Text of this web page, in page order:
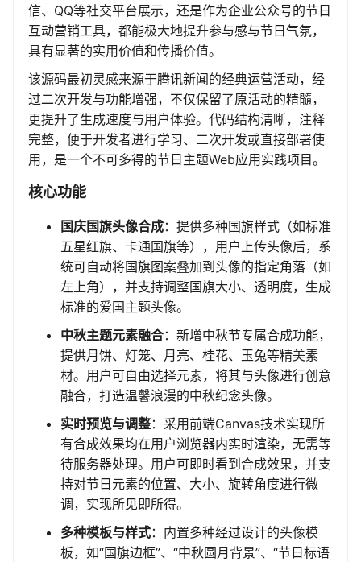
信、QQ等社交平台展示，还是作为企业公众号的节日
互动营销工具，都能极大地提升参与感与节日气氛，
具有显著的实用价值和传播价值。
该源码最初灵感来源于腾讯新闻的经典运营活动，经
过二次开发与功能增强，不仅保留了原活动的精髓，
更提升了生成速度与用户体验。代码结构清晰，注释
完整，便于开发者进行学习、二次开发或直接部署使
用，是一个不可多得的节日主题Web应用实践项目。
核心功能
国庆国旗头像合成：提供多种国旗样式（如标准
五星红旗、卡通国旗等），用户上传头像后，系
统可自动将国旗图案叠加到头像的指定角落（如
左上角），并支持调整国旗大小、透明度，生成
标准的爱国主题头像。
中秋主题元素融合：新增中秋节专属合成功能，
提供月饼、灯笼、月亮、桂花、玉兔等精美素
材。用户可自由选择元素，将其与头像进行创意
融合，打造温馨浪漫的中秋纪念头像。
实时预览与调整：采用前端Canvas技术实现所
有合成效果均在用户浏览器内实时渲染，无需等
待服务器处理。用户可即时看到合成效果，并支
持对节日元素的位置、大小、旋转角度进行微
调，实现所见即所得。
多种模板与样式：内置多种经过设计的头像模
板，如“国旗边框”、“中秋圆月背景”、“节日标语